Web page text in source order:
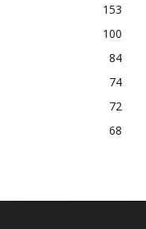
153
100
84
74
72
68